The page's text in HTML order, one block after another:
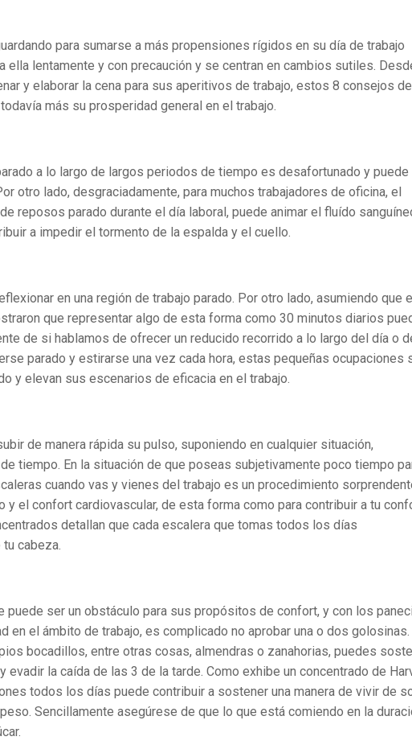
para sumarse a más propensiones rígidos en su día de trabajo
ella lentamente y con precaución y se centran en cambios sutiles.
y elaborar la cena para sus aperitivos de trabajo, estos 8 consejos de
más su prosperidad general en el trabajo.
a lo largo de largos periodos de tiempo es desafortunado y puede
otro lado, desgraciadamente, para muchos trabajadores de oficina, el
reposos parado durante el día laboral, puede animar el fluído
a impedir el tormento de la espalda y el cuello.
en una región de trabajo parado. Por otro lado, asumiendo que
que representar algo de esta forma como 30 minutos diarios
de si hablamos de ofrecer un reducido recorrido a lo largo del día o
parado y estirarse una vez cada hora, estas pequeñas ocupaciones
y elevan sus escenarios de eficacia en el trabajo.
de manera rápida su pulso, suponiendo en cualquier situación,
tiempo. En la situación de que poseas subjetivamente poco tiempo
cuando vas y vienes del trabajo es un procedimiento
y el confort cardiovascular, de esta forma como para contribuir a tu
detallan que cada escalera que tomas todos los días
cabeza.
puede ser un obstáculo para sus propósitos de confort, y con los
en el ámbito de trabajo, es complicado no aprobar una o dos golosinas.
bocadillos, entre otras cosas, almendras o zanahorias, puedes
evadir la caída de las 3 de la tarde. Como exhibe un concentrado de
todos los días puede contribuir a sostener una manera de vivir de
Sencillamente asegúrese de que lo que está comiendo en la